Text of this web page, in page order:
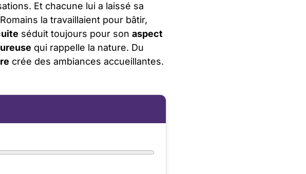
Et chacune lui a laissé sa
la travaillaient pour bâtir,
séduit toujours pour son aspect
qui rappelle la nature. Du
crée des ambiances accueillantes.